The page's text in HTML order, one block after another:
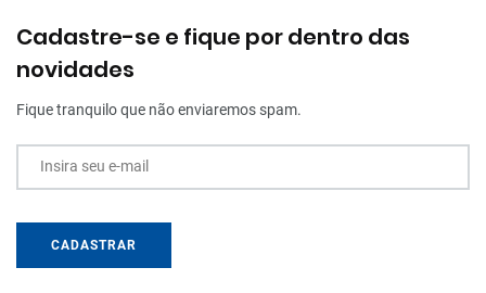
Cadastre-se e fique por dentro das
novidades
Fique tranquilo que não enviaremos spam.
Insira seu e-mail
CADASTRAR